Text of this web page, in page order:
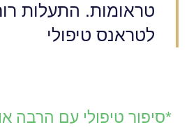
טראומות. התעלות
לטראנס טיפולי
*סיפור טיפולי עם הרבה